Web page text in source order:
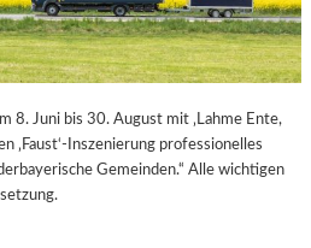
8. Juni bis 30. August mit ‚Lahme Ente,
‚Faust‘-Inszenierung professionelles
Gemeinden.“ Alle wichtigen